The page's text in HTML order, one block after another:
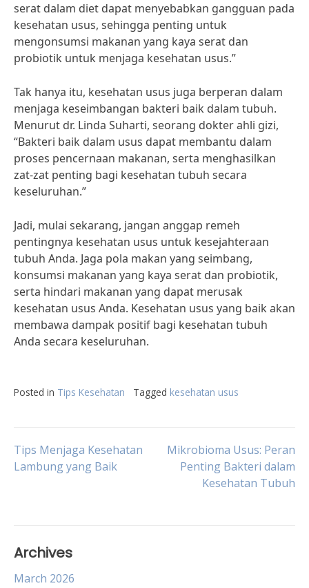
serat dalam diet dapat menyebabkan gangguan pada
kesehatan usus, sehingga penting untuk
mengonsumsi makanan yang kaya serat dan
probiotik untuk menjaga kesehatan usus.”
Tak hanya itu, kesehatan usus juga berperan dalam
menjaga keseimbangan bakteri baik dalam tubuh.
Menurut dr. Linda Suharti, seorang dokter ahli gizi,
“Bakteri baik dalam usus dapat membantu dalam
proses pencernaan makanan, serta menghasilkan
zat-zat penting bagi kesehatan tubuh secara
keseluruhan.”
Jadi, mulai sekarang, jangan anggap remeh
pentingnya kesehatan usus untuk kesejahteraan
tubuh Anda. Jaga pola makan yang seimbang,
konsumsi makanan yang kaya serat dan probiotik,
serta hindari makanan yang dapat merusak
kesehatan usus Anda. Kesehatan usus yang baik akan
membawa dampak positif bagi kesehatan tubuh
Anda secara keseluruhan.
Posted in Tips Kesehatan Tagged kesehatan usus
Post
Tips Menjaga Kesehatan
Lambung yang Baik
Mikrobioma Usus: Peran
Penting Bakteri dalam
Kesehatan Tubuh
Archives
March 2026